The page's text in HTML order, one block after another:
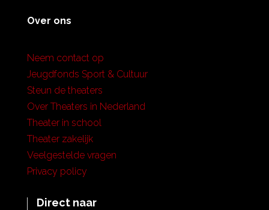
Over ons
Neem contact op
Jeugdfonds Sport & Cultuur
Steun de theaters
Over Theaters in Nederland
Theater in school
Theater zakelijk
Veelgestelde vragen
Privacy policy
Direct naar